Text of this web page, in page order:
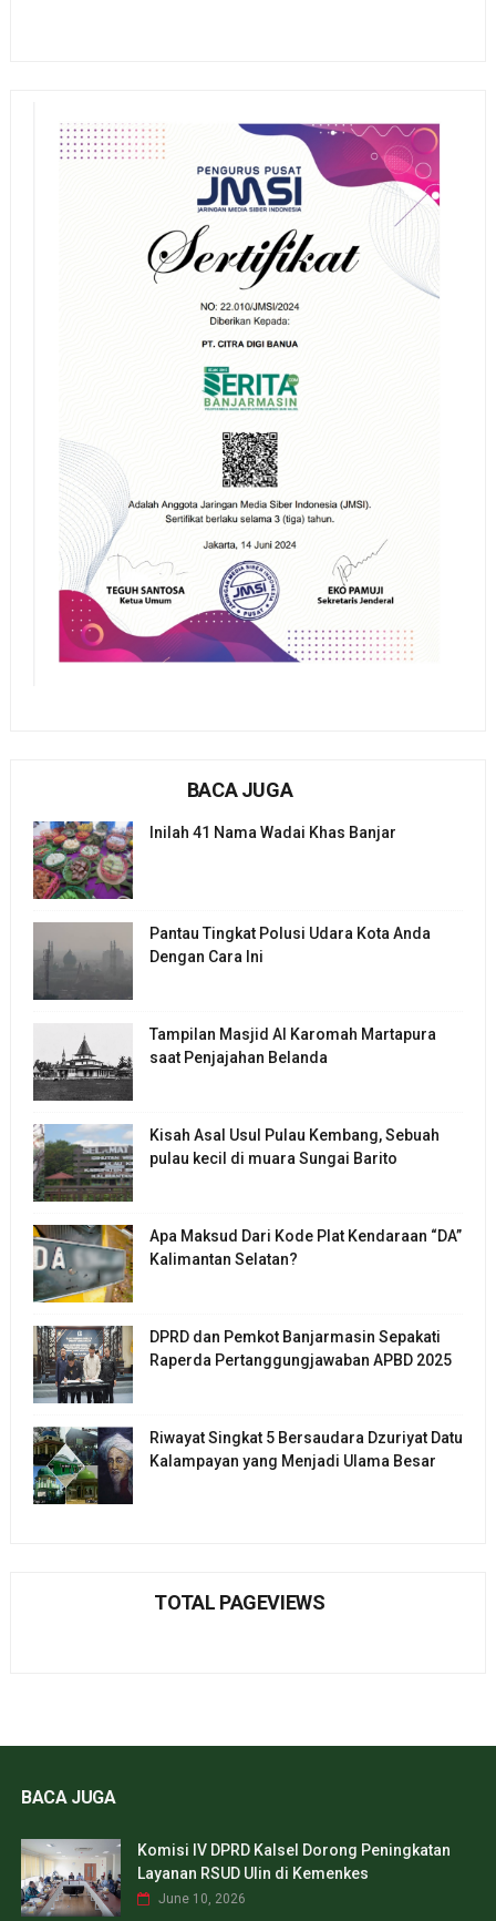
BACA JUGA
Inilah 41 Nama Wadai Khas Banjar
Pantau Tingkat Polusi Udara Kota Anda
Dengan Cara Ini
Tampilan Masjid Al Karomah Martapura
saat Penjajahan Belanda
Kisah Asal Usul Pulau Kembang, Sebuah
pulau kecil di muara Sungai Barito
Apa Maksud Dari Kode Plat Kendaraan “DA”
Kalimantan Selatan?
DPRD dan Pemkot Banjarmasin Sepakati
Raperda Pertanggungjawaban APBD 2025
Riwayat Singkat 5 Bersaudara Dzuriyat Datu
Kalampayan yang Menjadi Ulama Besar
TOTAL PAGEVIEWS
BACA JUGA
Komisi IV DPRD Kalsel Dorong Peningkatan
Layanan RSUD Ulin di Kemenkes
June 10, 2026